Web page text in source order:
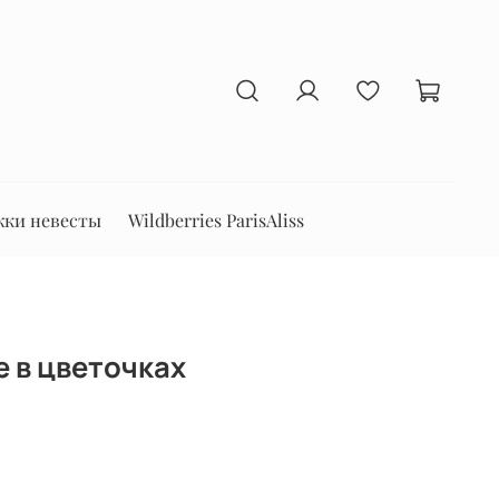
невесты Wildberries ParisAliss
в цветочках